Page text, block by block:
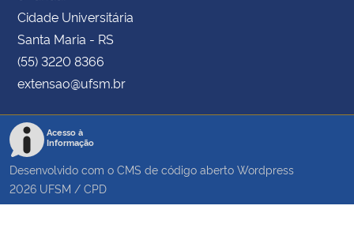
Cidade Universitária
Santa Maria - RS
(55) 3220 8366
extensao@ufsm.br
Acesso à
Informação
Desenvolvido com o CMS de código aberto Wordpress
2026 UFSM / CPD